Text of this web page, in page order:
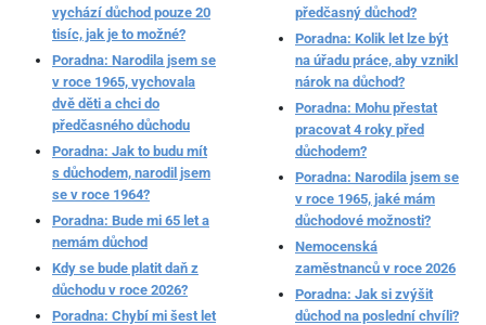
vychází důchod pouze 20
tisíc, jak je to možné?
Poradna: Narodila jsem se
v roce 1965, vychovala
dvě děti a chci do
předčasného důchodu
Poradna: Jak to budu mít
s důchodem, narodil jsem
se v roce 1964?
Poradna: Bude mi 65 let a
nemám důchod
Kdy se bude platit daň z
důchodu v roce 2026?
Poradna: Chybí mi šest let
předčasný důchod?
Poradna: Kolik let lze být
na úřadu práce, aby vznikl
nárok na důchod?
Poradna: Mohu přestat
pracovat 4 roky před
důchodem?
Poradna: Narodila jsem se
v roce 1965, jaké mám
důchodové možnosti?
Nemocenská
zaměstnanců v roce 2026
Poradna: Jak si zvýšit
důchod na poslední chvíli?